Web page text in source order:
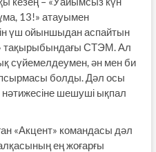
13!» атауымен
үш ойыншыдан аспайтын
тақырыбындағы СТЭМ. Ал
сүйемелдеумен, ән мен би
болды. Дәл осы
шешуші ықпал
«Акцент» командасы дәл
ең жоғарғы